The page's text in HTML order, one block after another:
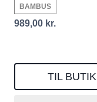
BAMBUS
989,00 kr.
TIL BUTIK